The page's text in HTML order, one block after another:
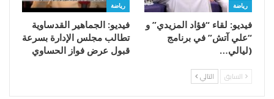
رياضة
فيديو: لقاء “فؤاد المزيدي” و
“علي آتش” في برنامج
(ليالي…
رياضة
فيديو: الجماهير القدساوية
تطالب مجلس الإدارة بسرعة
قبول عرض فواز الحساوي
السابق التالي